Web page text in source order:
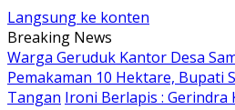
Langsung ke konten
Breaking News
Warga Geruduk Kantor Desa
Pemakaman 10 Hektare, Bupati
Tangan Ironi Berlapis : Gerindra